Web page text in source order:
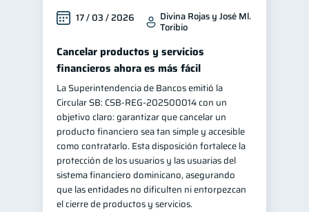
Finanzas en Pareja 1
1
Fraudes 1 Mipymes 1
Información financiera
inversiones 1 ahorro 1
Doble sueldo 1
Gasto responsable 1
información financiera 1
17 / 03 / 2026 Divina Rojas y José Ml.
Toribio
Cancelar productos y servicios
financieros ahora es más fácil
La Superintendencia de Bancos emitió la
Circular SB: CSB‑REG‑202500014 con un
objetivo claro: garantizar que cancelar un
producto financiero sea tan simple y accesible
como contratarlo. Esta disposición fortalece la
protección de los usuarios y las usuarias del
sistema financiero dominicano, asegurando
que las entidades no dificulten ni entorpezcan
el cierre de productos y servicios.